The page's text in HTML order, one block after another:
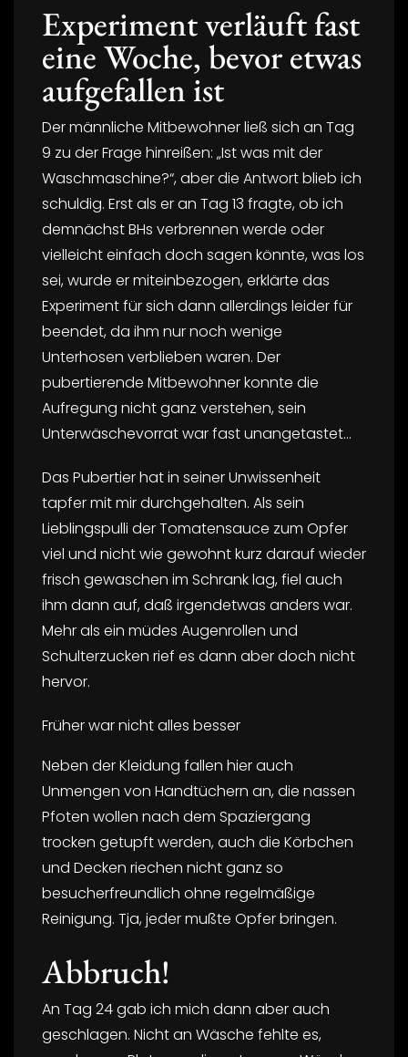
Experiment verläuft fast
eine Woche, bevor etwas
aufgefallen ist
Der männliche Mitbewohner ließ sich an Tag
9 zu der Frage hinreißen: „Ist was mit der
Waschmaschine?“, aber die Antwort blieb ich
schuldig. Erst als er an Tag 13 fragte, ob ich
demnächst BHs verbrennen werde oder
vielleicht einfach doch sagen könnte, was los
sei, wurde er miteinbezogen, erklärte das
Experiment für sich dann allerdings leider für
beendet, da ihm nur noch wenige
Unterhosen verblieben waren. Der
pubertierende Mitbewohner konnte die
Aufregung nicht ganz verstehen, sein
Unterwäschevorrat war fast unangetastet…
Das Pubertier hat in seiner Unwissenheit
tapfer mit mir durchgehalten. Als sein
Lieblingspulli der Tomatensauce zum Opfer
viel und nicht wie gewohnt kurz darauf wieder
frisch gewaschen im Schrank lag, fiel auch
ihm dann auf, daß irgendetwas anders war.
Mehr als ein müdes Augenrollen und
Schulterzucken rief es dann aber doch nicht
hervor.
Früher war nicht alles besser
Neben der Kleidung fallen hier auch
Unmengen von Handtüchern an, die nassen
Pfoten wollen nach dem Spaziergang
trocken getupft werden, auch die Körbchen
und Decken riechen nicht ganz so
besucherfreundlich ohne regelmäßige
Reinigung. Tja, jeder mußte Opfer bringen.
Abbruch!
An Tag 24 gab ich mich dann aber auch
geschlagen. Nicht an Wäsche fehlte es,